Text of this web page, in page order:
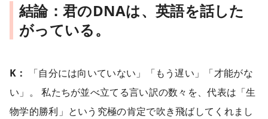
結論：君のDNAは、英語を話した
がっている。
K：
「自分には向いていない」「もう遅い」「才能がな
い」。 私たちが並べ立てる言い訳の数々を、代表は「生
物学的勝利」という究極の肯定で吹き飛ばしてくれまし